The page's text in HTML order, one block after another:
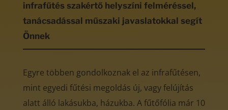
infrafűtés szakértő helyszíni felméréssel,
tanácsadással műszaki javaslatokkal segít
Önnek
Egyre többen gondolkoznak el az infrafűtésen,
mint egyedi fűtési megoldás új, vagy felújítás
alatt álló lakásukba, házukba. A fűtőfólia már 10